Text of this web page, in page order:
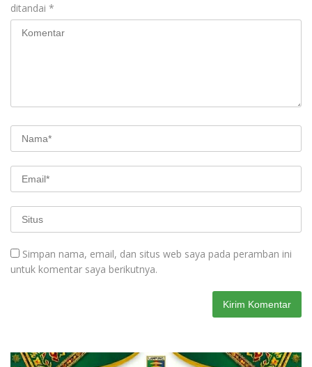
ditandai *
Simpan nama, email, dan situs web saya pada peramban ini
untuk komentar saya berikutnya.